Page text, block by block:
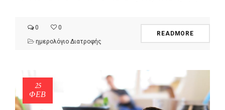
0
0
ημερολόγιο Διατροφής
READMORE
25
ΦΕΒ